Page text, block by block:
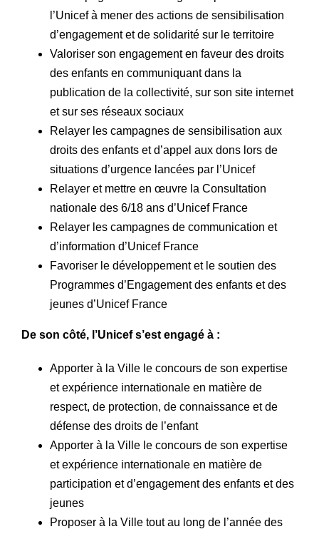
l’Unicef à mener des actions de sensibilisation
d’engagement et de solidarité sur le territoire
Valoriser son engagement en faveur des droits
des enfants en communiquant dans la
publication de la collectivité, sur son site internet
et sur ses réseaux sociaux
Relayer les campagnes de sensibilisation aux
droits des enfants et d’appel aux dons lors de
situations d’urgence lancées par l’Unicef
Relayer et mettre en œuvre la Consultation
nationale des 6/18 ans d’Unicef France
Relayer les campagnes de communication et
d’information d’Unicef France
Favoriser le développement et le soutien des
Programmes d’Engagement des enfants et des
jeunes d’Unicef France
De son côté, l’Unicef s’est engagé à :
Apporter à la Ville le concours de son expertise
et expérience internationale en matière de
respect, de protection, de connaissance et de
défense des droits de l’enfant
Apporter à la Ville le concours de son expertise
et expérience internationale en matière de
participation et d’engagement des enfants et des
jeunes
Proposer à la Ville tout au long de l’année des